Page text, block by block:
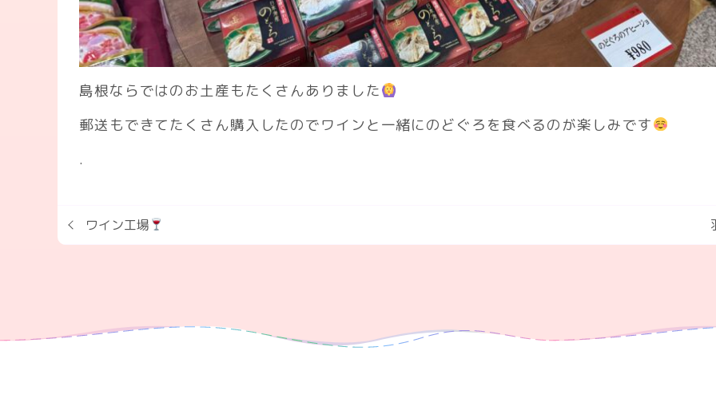
島根ならではのお土産もたくさんありました
郵送もできてたくさん購入したのでワインと一緒にのどぐろを食べるのが楽しみです
.
ワイン工場